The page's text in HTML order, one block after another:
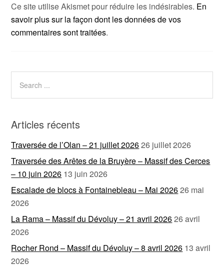
Ce site utilise Akismet pour réduire les indésirables. En
savoir plus sur la façon dont les données de vos
commentaires sont traitées.
Articles récents
Traversée de l’Olan – 21 juillet 202626 juillet 2026
Traversée des Arêtes de la Bruyère – Massif des Cerces
– 10 juin 2026 13 juin 2026
Escalade de blocs à Fontainebleau – Mai 202626 mai
2026
La Rama – Massif du Dévoluy – 21 avril 202626 avril
2026
Rocher Rond – Massif du Dévoluy – 8 avril 2026 13 avril
2026